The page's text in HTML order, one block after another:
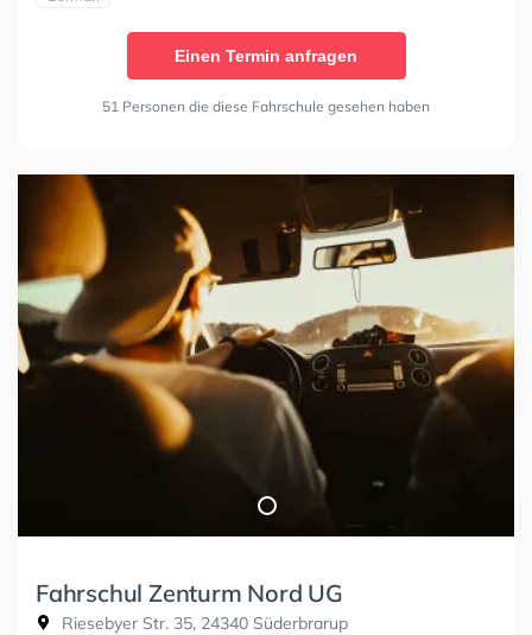
Einen Termin anfragen
51 Personen die diese Fahrschule gesehen haben
Fahrschul Zenturm Nord UG
Riesebyer Str. 35, 24340 Süderbrarup